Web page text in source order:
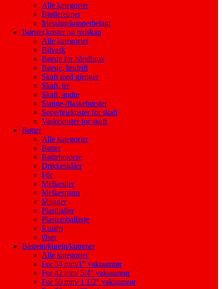
Alle kategorier
Bjøllereimer
Messing/kopperbelagt
Børster,koster og redskap
Alle kategorier
Bilvask
Børste for håndbruk
Børste, løsdrift
Skaft med gjenger
Skaft, tre
Skaft, andre
Slange-/flaskebørster
Sope/feiekoster for skaft
Vaskekoster for skaft
Bøtter
Alle kategorier
Bøtter
Bøtteholdere
Drikkeskåler
Fôr
Melkesiler
Melkespann
Mugger
Plastbaljer
Plastemballasje
Rustfri
Øser
Båsrein/kurein/kutrener
Alle kategorier
For 34 mm/1″ vakuumrør
For 42 mm/ 5/4″ vakuumrør
For 50 mm/ 1 1/2″ vakuumrør